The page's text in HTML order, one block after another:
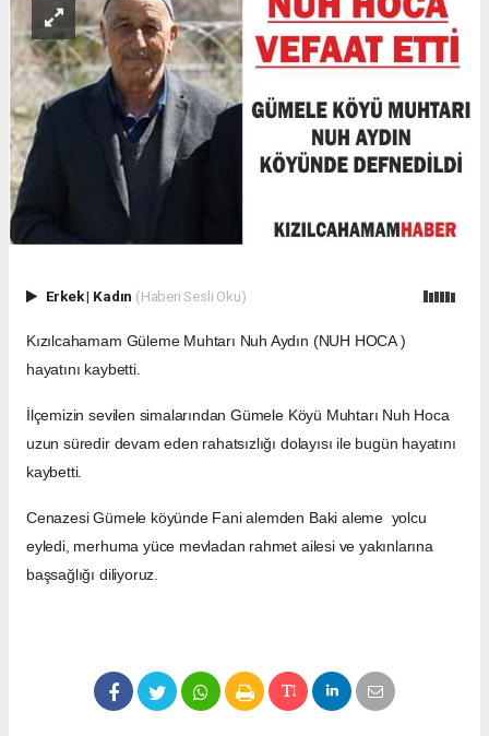
Erkek| Kadın (Haberi Sesli Oku)
Kızılcahamam Güleme Muhtarı Nuh Aydın (NUH HOCA )
hayatını kaybetti.
İlçemizin sevilen simalarından Gümele Köyü Muhtarı Nuh Hoca
uzun süredir devam eden rahatsızlığı dolayısı ile bugün hayatını
kaybetti.
Cenazesi Gümele köyünde Fani alemden Baki aleme yolcu
eyledi, merhuma yüce mevladan rahmet ailesi ve yakınlarına
başsağlığı diliyoruz.